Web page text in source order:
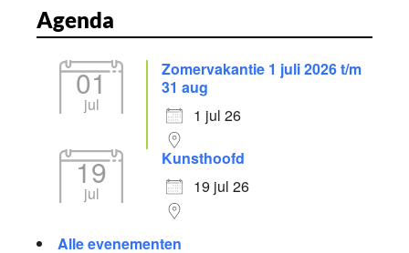
Agenda
01
jul
Zomervakantie 1 juli 2026 t/m
31 aug
1 jul 26
19
jul
Kunsthoofd
19 jul 26
Alle evenementen